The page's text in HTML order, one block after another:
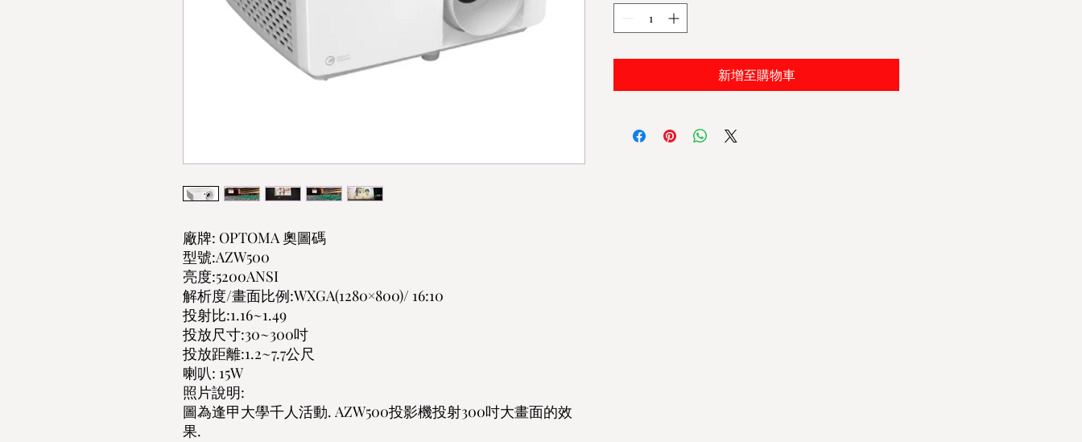
廠牌: OPTOMA 奧圖碼
型號:AZW500
亮度:5200ANSI
解析度/畫面比例:WXGA(1280×800)/ 16:10
投射比:1.16~1.49
投放尺寸:30~300吋
投放距離:1.2~7.7公尺
喇叭: 15W
照片說明:
圖為逢甲大學千人活動. AZW500投影機投射300吋大畫面的效
果.
新增至購物車